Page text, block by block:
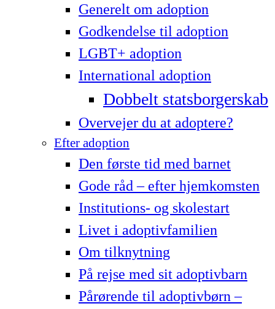
Generelt om adoption
Godkendelse til adoption
LG­BT+ adoption
International adoption
Dobbelt statsborgerskab
Overvejer du at adoptere?
Efter adoption
Den første tid med barnet
Gode råd – efter hjemkomsten
Institutions- og skolestart
Livet i adoptivfamilien
Om tilknytning
På rejse med sit adoptivbarn
Pårørende til adoptivbørn –